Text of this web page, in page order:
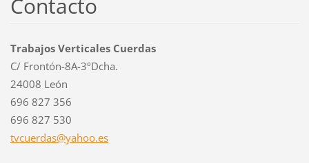
Contacto
Trabajos Verticales Cuerdas
C/ Frontón-8A-3ºDcha.
24008 León
696 827 356
696 827 530
tvcuerdas@yahoo.es